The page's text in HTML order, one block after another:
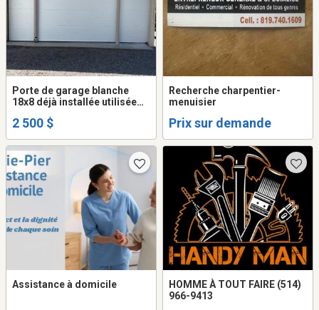
Porte de garage blanche
18x8 déjà installée utilisée
quincaillerie comprise
2 500 $
Recherche charpentier-
menuisier
Prix sur demande
Assistance à domicile
HOMME À TOUT FAIRE (514)
966-9413